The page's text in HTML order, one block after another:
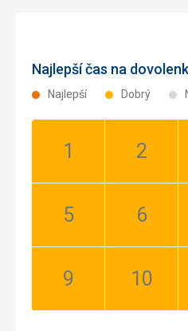
Najlepší čas na
Najlepší Dobrý
Január:
Február:
Máj:
Jún:
September:
Október: